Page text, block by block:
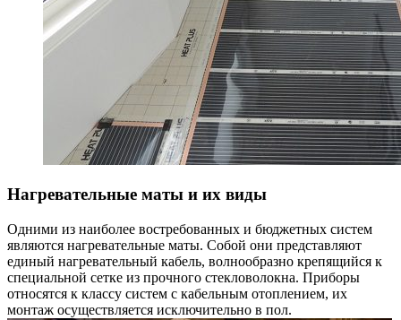
Нагревательные маты и их виды
Одними из наиболее востребованных и бюджетных систем
являются нагревательные маты. Собой они представляют
единый нагревательный кабель, волнообразно крепящийся к
специальной сетке из прочного стекловолокна. Приборы
относятся к классу систем с кабельным отоплением, их
монтаж осуществляется исключительно в пол.